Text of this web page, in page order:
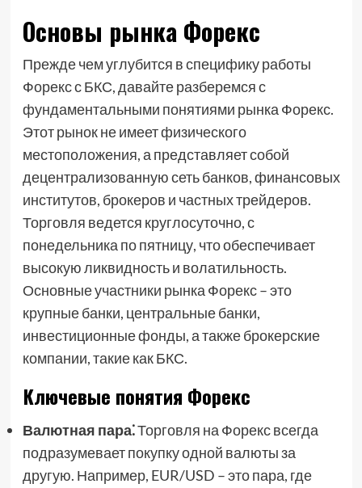
Основы рынка Форекс
Прежде чем углубится в специфику работы
Форекс с БКС, давайте разберемся с
фундаментальными понятиями рынка Форекс.
Этот рынок не имеет физического
местоположения, а представляет собой
децентрализованную сеть банков, финансовых
институтов, брокеров и частных трейдеров.
Торговля ведется круглосуточно, с
понедельника по пятницу, что обеспечивает
высокую ликвидность и волатильность.
Основные участники рынка Форекс – это
крупные банки, центральные банки,
инвестиционные фонды, а также брокерские
компании, такие как БКС.
Ключевые понятия Форекс
Валютная пара⁚Торговля на Форекс всегда
подразумевает покупку одной валюты за
другую. Например, EUR/USD – это пара, где